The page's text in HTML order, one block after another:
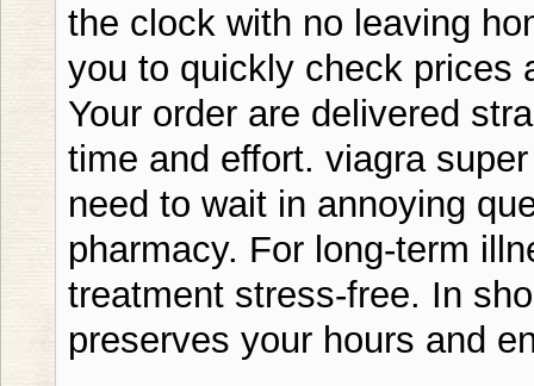
the clock with no leaving
you to quickly check prices
Your order are delivered
time and effort. viagra
need to wait in annoying
pharmacy. For long-term
treatment stress‑free. In
preserves your hours and